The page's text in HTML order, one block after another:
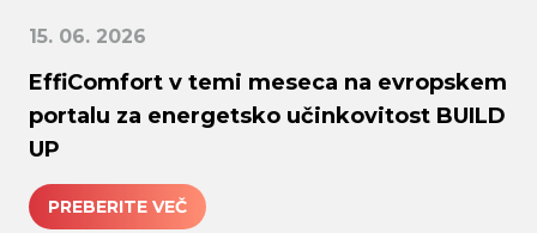
15. 06. 2026
EffiComfort v temi meseca na evropskem
portalu za energetsko učinkovitost BUILD
UP
PREBERITE VEČ